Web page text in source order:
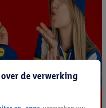
de verwerking